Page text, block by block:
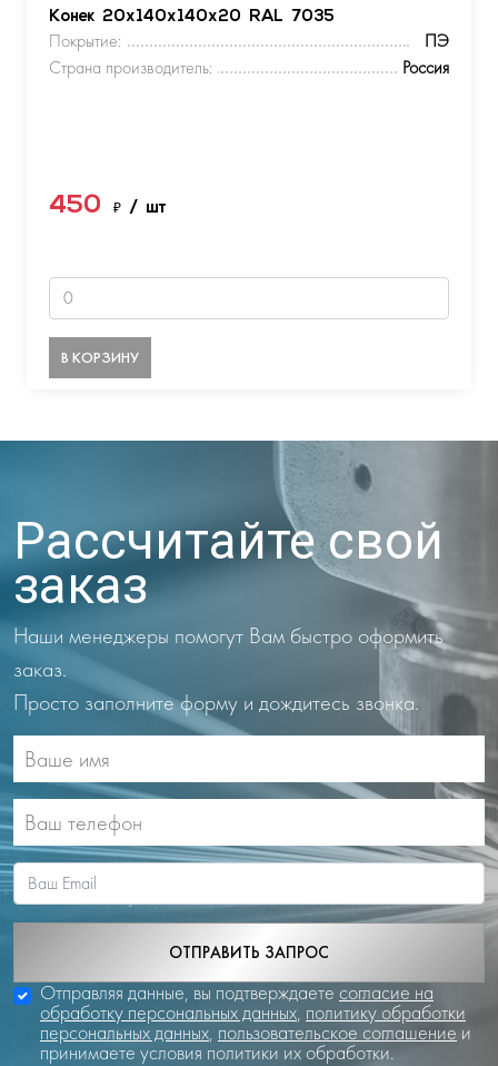
Конек 20х140х140х20 RAL 7035
Покрытие:
ПЭ
Страна производитель:
Россия
450 ₽ / шт
В КОРЗИНУ
Рассчитайте свой
заказ
Наши менеджеры помогут Вам быстро оформить
заказ.
Просто заполните форму и дождитесь звонка.
ОТПРАВИТЬ ЗАПРОС
Отправляя данные, вы подтверждаете согласие на
обработку персональных данных, политику обработки
персональных данных, пользовательское соглашение и
принимаете условия политики их обработки.